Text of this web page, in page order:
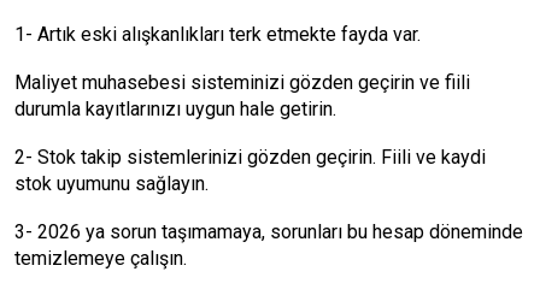
1- Artık eski alışkanlıkları terk etmekte fayda var.
Maliyet muhasebesi sisteminizi gözden geçirin ve fiili
durumla kayıtlarınızı uygun hale getirin.
2- Stok takip sistemlerinizi gözden geçirin. Fiili ve kaydi
stok uyumunu sağlayın.
3- 2026 ya sorun taşımamaya, sorunları bu hesap döneminde
temizlemeye çalışın.